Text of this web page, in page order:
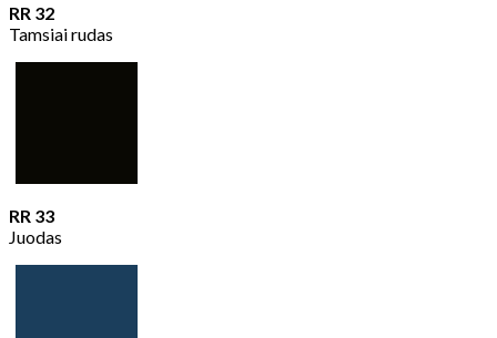
RR 32
Tamsiai rudas
RR 33
Juodas